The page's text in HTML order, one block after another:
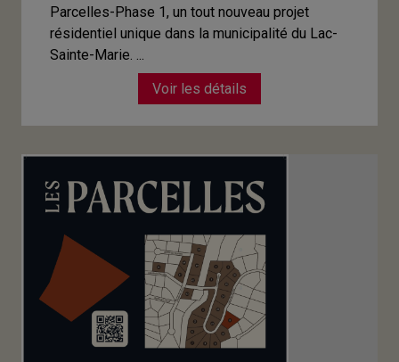
Parcelles-Phase 1, un tout nouveau projet
résidentiel unique dans la municipalité du Lac-
Sainte-Marie. ...
Voir les détails